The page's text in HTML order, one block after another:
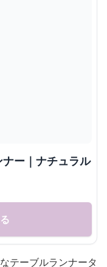
ー｜ナチュラル
テーブルランナータ